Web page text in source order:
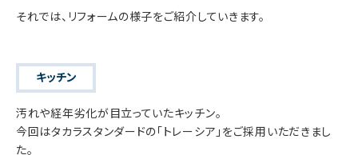
それでは、リフォームの様子をご紹介していきます。
キッチン
汚れや経年劣化が目立っていたキッチン。
今回はタカラスタンダードの「トレーシア」をご採用いただきまし
た。